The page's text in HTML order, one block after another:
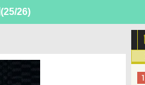
(25/26)